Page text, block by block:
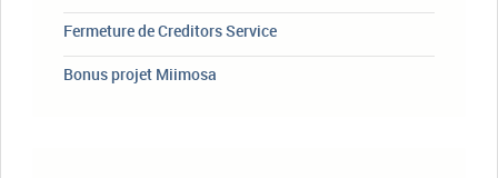
Fermeture de Creditors Service
Bonus projet Miimosa